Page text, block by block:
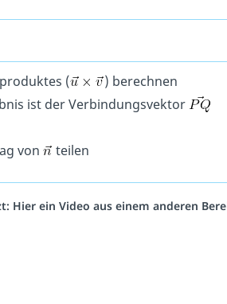
(
) berechnen
ist der Verbindungsvektor
von
teilen
Hier ein Video aus einem anderen